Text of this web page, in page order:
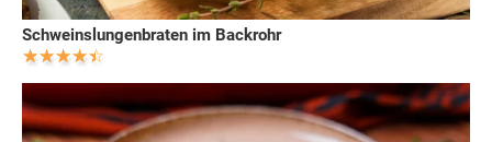
Schweinslungenbraten im Backrohr